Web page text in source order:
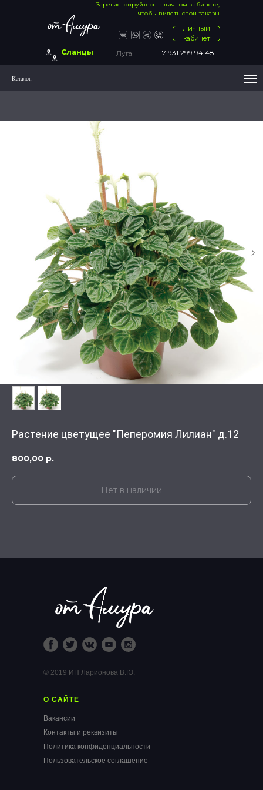
+7 931 299 94 48
Луга
Сланцы
Личный
кабинет
Зарегистрируйтесь в личном кабинете,
чтобы видеть свои заказы
Каталог:
Растение цветущее "Пеперомия Лилиан" д.12
800,00 р.
Нет в наличии
О САЙТЕ
Вакансии
Контакты и реквизиты
Политика конфиденциальности
Пользовательское соглашение
© 2019 ИП Ларионова В.Ю.